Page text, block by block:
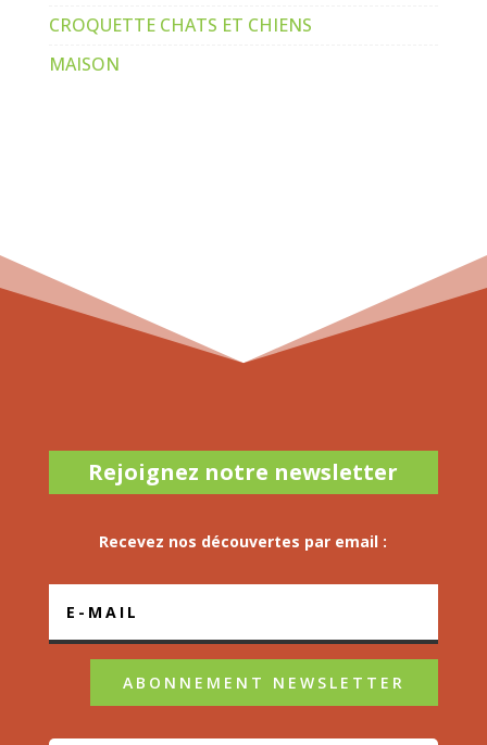
CROQUETTE CHATS ET CHIENS
MAISON
Rejoignez notre newsletter
Recevez nos découvertes par email :
ABONNEMENT NEWSLETTER